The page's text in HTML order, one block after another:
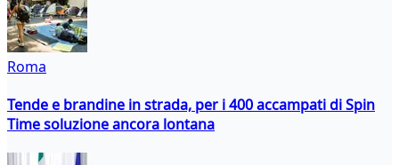
Roma
Tende e brandine in strada, per i 400 accampati di Spin
Time soluzione ancora lontana